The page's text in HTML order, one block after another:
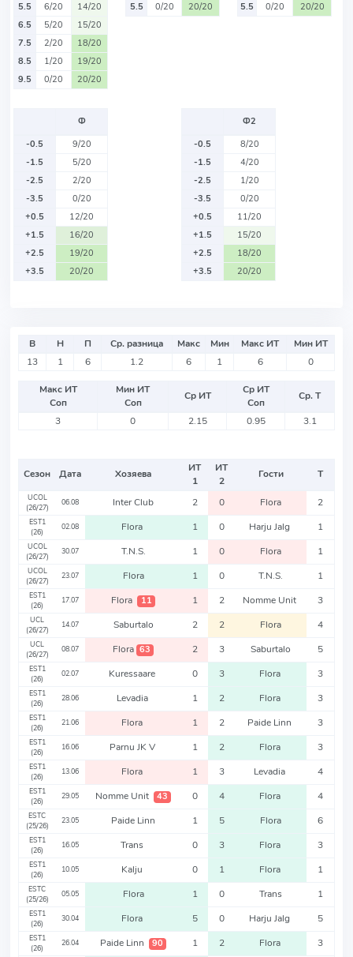
5.5
6/20
14/20
6.5
5/20
15/20
7.5
2/20
18/20
8.5
1/20
19/20
9.5
0/20 20/20
5.5
0/20 20/20
5.5
0/20 20/20
Ф
-0.5
9/20
-1.5
5/20
-2.5
2/20
-3.5
0/20
+0.5
12/20
+1.5
16/20
+2.5
19/20
+3.5
20/20
Ф2
-0.5
8/20
-1.5
4/20
-2.5
1/20
-3.5
0/20
+0.5
11/20
+1.5
15/20
+2.5
18/20
+3.5
20/20
В Н П Ср. разница Макс Мин Макс ИТ
Мин ИТ
13
1 6 1.2 6 1 6 0
Макс ИТ
Соп
Мин ИТ
Соп
Ср ИТ
Ср ИТ
Соп
Ср. Т
3
0 2.15 0.95 3.1
Сезон Дата Хозяева
ИТ
1
ИТ
2
Гости Т
UCOL
(26/27)
06.08 Inter Club 2 0 Flora 2
EST1
(26)
02.08 Flora 1 0 Harju Jalg 1
UCOL
(26/27)
30.07 T.N.S. 1 0 Flora 1
UCOL
(26/27)
23.07 Flora 1 0 T.N.S. 1
EST1
(26)
17.07 Flora 11 1 2 Nomme Unit 3
UCL
(26/27)
14.07 Saburtalo 2 2 Flora 4
UCL
(26/27)
08.07 Flora 63 2 3 Saburtalo 5
EST1
(26)
02.07 Kuressaare 0 3 Flora 3
EST1
(26)
28.06 Levadia 1 2 Flora 3
EST1
(26)
21.06 Flora 1 2 Paide Linn 3
EST1
(26)
16.06 Parnu JK V 1 2 Flora 3
EST1
(26)
13.06 Flora 1 3 Levadia 4
EST1
(26)
29.05 Nomme Unit 43 0 4 Flora 4
ESTC
(25/26)
23.05 Paide Linn 1 5 Flora 6
EST1
(26)
16.05 Trans 0 3 Flora 3
EST1
(26)
10.05 Kalju 0 1 Flora 1
ESTC
(25/26)
05.05 Flora 1 0 Trans 1
EST1
(26)
30.04 Flora 5 0 Harju Jalg 5
EST1
(26)
26.04 Paide Linn 90 1 2 Flora 3